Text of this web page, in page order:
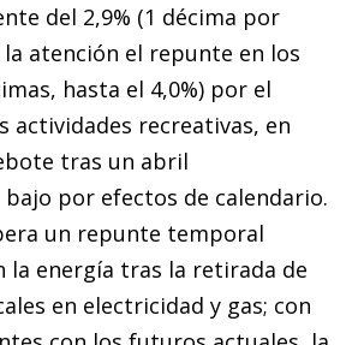
del 2,9% (1 décima por
la atención el repunte en los
hasta el 4,0%) por el
actividades recreativas, en
tras un abril
por efectos de calendario.
un repunte temporal
la energía tras la retirada de
en electricidad y gas; con